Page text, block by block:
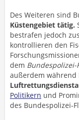
Des Weiteren sind
Küstengebiet tätig.
bestrafen jedoch
kontrollieren den
dem Bundespolizei-
außerdem während
Politikern und
des Bundespolizei-